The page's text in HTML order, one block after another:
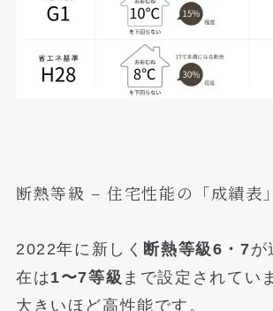
断熱等級 – 住宅性能の「成績表」
2022年に新しく 断熱等級6・7が
在は1〜7等級 まで設定されてい
大きいほど高性能です。